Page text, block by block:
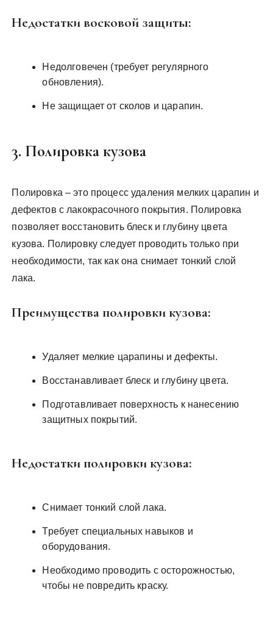
Недостатки восковой защиты:
Недолговечен (требует регулярного
обновления).
Не защищает от сколов и царапин.
3. Полировка кузова
Полировка – это процесс удаления мелких царапин и
дефектов с лакокрасочного покрытия. Полировка
позволяет восстановить блеск и глубину цвета
кузова. Полировку следует проводить только при
необходимости, так как она снимает тонкий слой
лака.
Преимущества полировки кузова:
Удаляет мелкие царапины и дефекты.
Восстанавливает блеск и глубину цвета.
Подготавливает поверхность к нанесению
защитных покрытий.
Недостатки полировки кузова:
Снимает тонкий слой лака.
Требует специальных навыков и
оборудования.
Необходимо проводить с осторожностью,
чтобы не повредить краску.